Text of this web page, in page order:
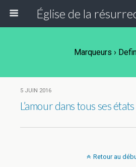
Marqueurs ›
5 JUIN 2016
L’amour dans tous ses états
Retour au